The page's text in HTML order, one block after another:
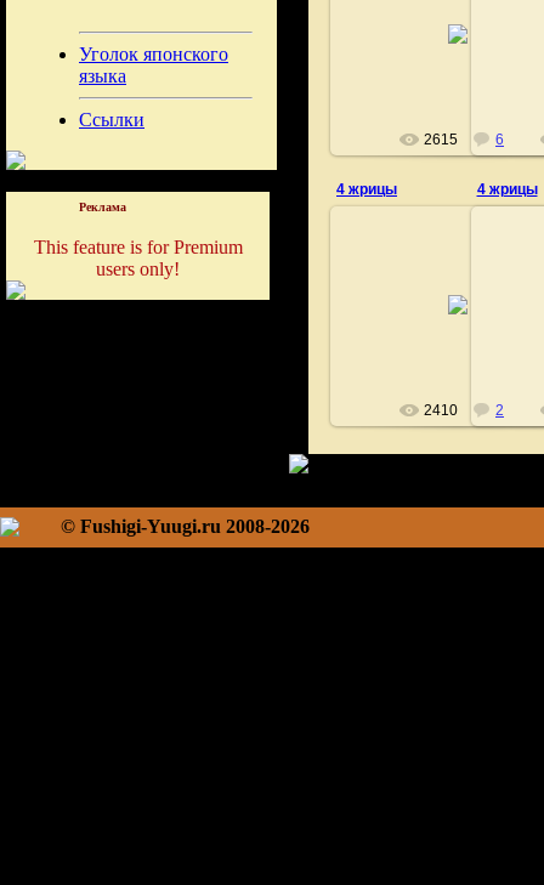
Уголок японского
языка
Ссылки
Реклама
This feature is for Premium
users only!
2615 6
4 жрицы
2410 2
4 жрицы
© Fushigi-Yuugi.ru 2008-2026